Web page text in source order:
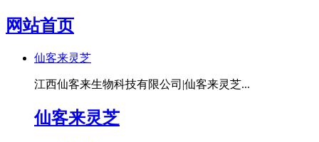
网站首页
仙客来灵芝
江西仙客来生物科技有限公司|仙客来灵芝...
仙客来灵芝